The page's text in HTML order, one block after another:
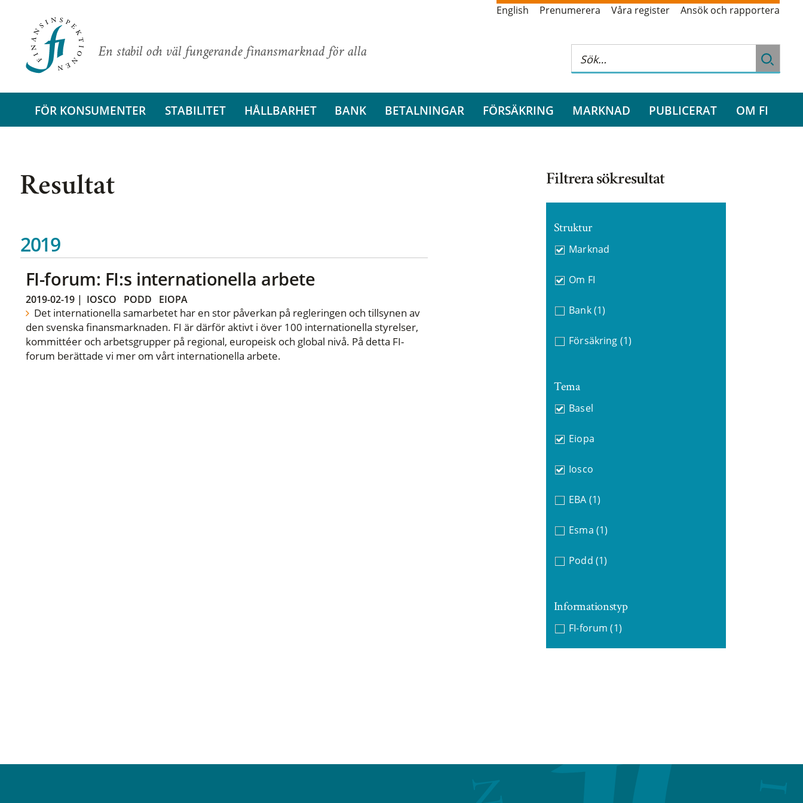
En stabil och väl fungerande finansmarknad för alla
English Prenumerera Våra register Ansök och rapportera
FÖR KONSUMENTER STABILITET HÅLLBARHET BANK BETALNINGAR FÖRSÄKRING MARKNAD PUBLICERAT OM FI
Resultat
2019
FI-forum: FI:s internationella arbete
2019-02-19| IOSCO PODD EIOPA
Det internationella samarbetet har en stor påverkan på regleringen och tillsynen av
den svenska finansmarknaden. FI är därför aktivt i över 100 internationella styrelser,
kommittéer och arbetsgrupper på regional, europeisk och global nivå. På detta FI-
forum berättade vi mer om vårt internationella arbete.
Filtrera sökresultat
Struktur
Marknad
Om FI
Bank (1)
Försäkring (1)
Tema
Basel
Eiopa
Iosco
EBA (1)
Esma (1)
Podd (1)
Informationstyp
FI-forum (1)